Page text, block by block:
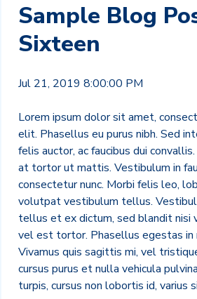
Sample Blog
Sixteen
Jul 21, 2019 8:00:00 PM
Lorem ipsum dolor sit amet,
elit. Phasellus eu purus nibh. Sed
felis auctor, ac faucibus dui
at tortor ut mattis. Vestibulum in
consectetur nunc. Morbi felis leo,
volutpat vestibulum tellus.
tellus et ex dictum, sed blandit nisi
vel est tortor. Phasellus egestas in
Vivamus quis sagittis mi, vel
cursus purus et nulla vehicula
turpis, cursus non lobortis id, varius